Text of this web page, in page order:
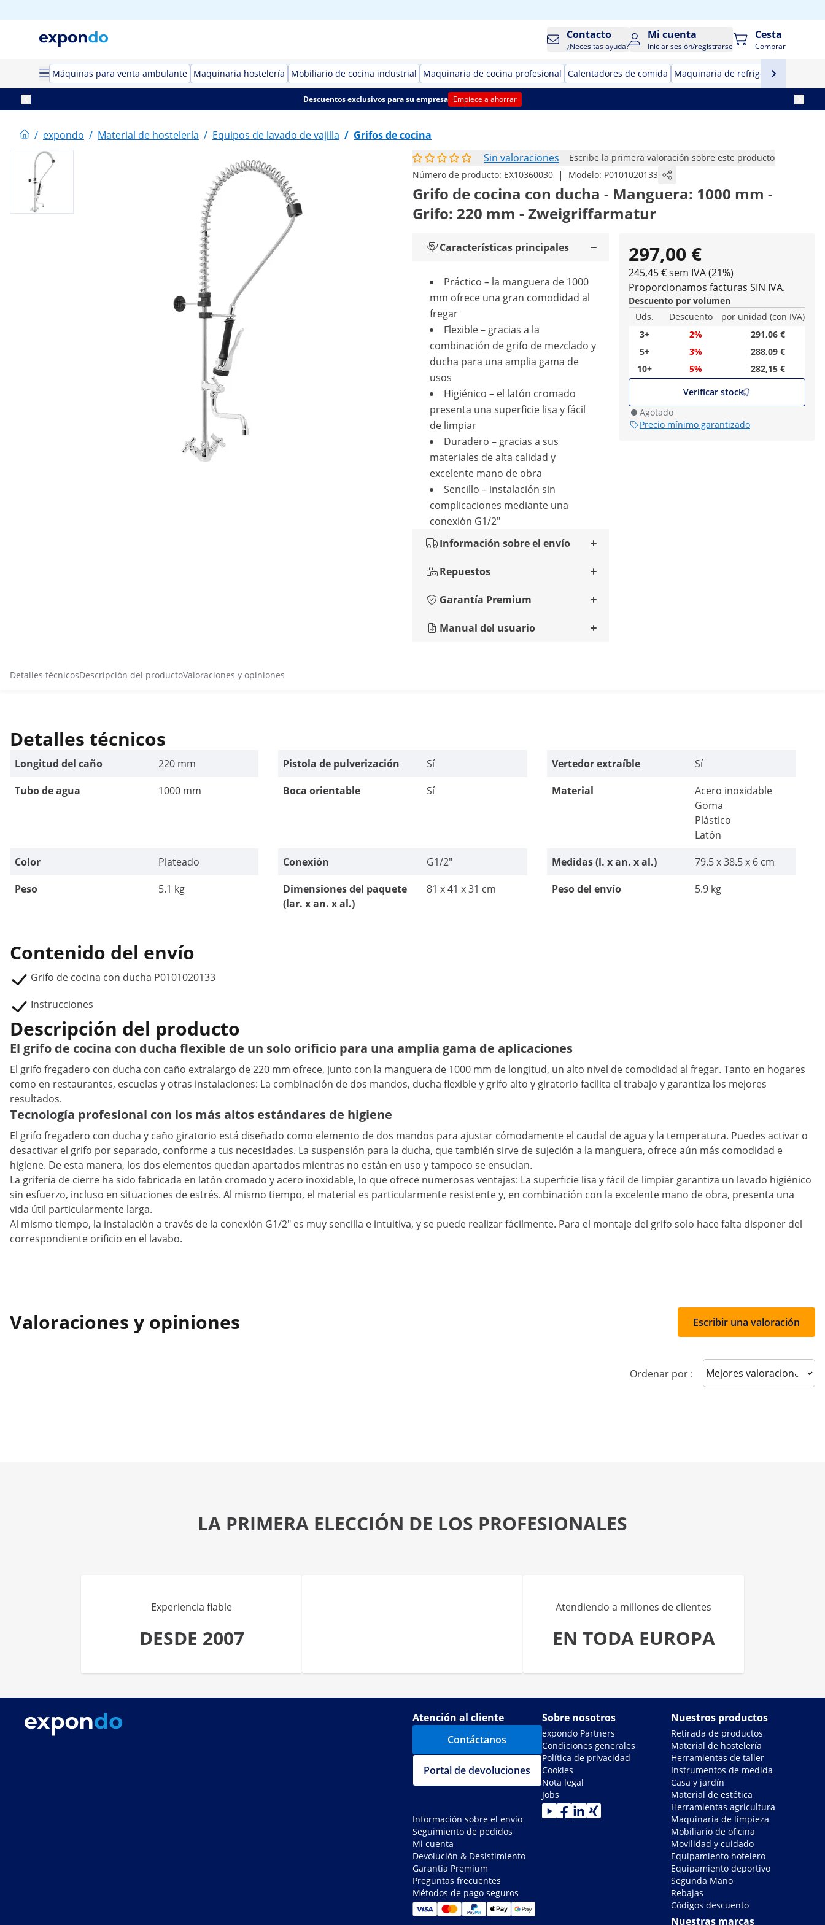
Contacto
¿Necesitas ayuda?
Mi cuenta
Iniciar sesión/registrarse
Cesta
Comprar
Máquinas para venta ambulante Maquinaria hostelería Mobiliario de cocina industrial Maquinaria de cocina profesional Calentadores de comida Maquinaria de refrigeración para
Descuentos exclusivos para su empresa Empiece a ahorrar
/ expondo / Material de hostelería / Equipos de lavado de vajilla / Grifos de cocina
Sin valoraciones
Escribe la primera valoración sobre este producto
Número de producto: EX10360030 | Modelo: P0101020133
Grifo de cocina con ducha - Manguera: 1000 mm -
Grifo: 220 mm - Zweigriffarmatur
297,00 €
245,45 € sem IVA (21%)
Proporcionamos facturas SIN IVA.
Descuento por volumen
Uds.
Descuento
por unidad (con IVA)
3+
2%
291,06 €
5+
3%
288,09 €
10+
5%
282,15 €
Verificar stock
Agotado
Precio mínimo garantizado
Características principales
Práctico – la manguera de 1000
mm ofrece una gran comodidad al
fregar
Flexible – gracias a la
combinación de grifo de mezclado y
ducha para una amplia gama de
usos
Higiénico – el latón cromado
presenta una superficie lisa y fácil
de limpiar
Duradero – gracias a sus
materiales de alta calidad y
excelente mano de obra
Sencillo – instalación sin
complicaciones mediante una
conexión G1/2"
Información sobre el envío
Repuestos
Garantía Premium
Manual del usuario
Detalles técnicosDescripción del productoValoraciones y opiniones
Detalles técnicos
Longitud del caño 220 mm Pistola de pulverización Sí Vertedor extraíble
Sí
Tubo de agua
1000 mm Boca orientable Sí Material
Acero inoxidable
Goma
Plástico
Latón
Color
Plateado Conexión G1/2" Medidas (l. x an. x al.)
79.5 x 38.5 x 6 cm
Peso
5.1 kg
Dimensiones del paquete
(lar. x an. x al.)
81 x 41 x 31 cm Peso del envío 5.9 kg
Contenido del envío
Grifo de cocina con ducha P0101020133
Instrucciones
Descripción del producto
El grifo de cocina con ducha flexible de un solo orificio para una amplia gama de aplicaciones
El grifo fregadero con ducha con caño extralargo de 220 mm ofrece, junto con la manguera de 1000 mm de longitud, un alto nivel de comodidad al fregar. Tanto en hogares
como en restaurantes, escuelas y otras instalaciones: La combinación de dos mandos, ducha flexible y grifo alto y giratorio facilita el trabajo y garantiza los mejores
resultados.
Tecnología profesional con los más altos estándares de higiene
El grifo fregadero con ducha y caño giratorio está diseñado como elemento de dos mandos para ajustar cómodamente el caudal de agua y la temperatura. Puedes activar o
desactivar el grifo por separado, conforme a tus necesidades. La suspensión para la ducha, que también sirve de sujeción a la manguera, ofrece aún más comodidad e
higiene. De esta manera, los dos elementos quedan apartados mientras no están en uso y tampoco se ensucian.
La grifería de cierre ha sido fabricada en latón cromado y acero inoxidable, lo que ofrece numerosas ventajas: La superficie lisa y fácil de limpiar garantiza un lavado higiénico
sin esfuerzo, incluso en situaciones de estrés. Al mismo tiempo, el material es particularmente resistente y, en combinación con la excelente mano de obra, presenta una
vida útil particularmente larga.
Al mismo tiempo, la instalación a través de la conexión G1/2" es muy sencilla e intuitiva, y se puede realizar fácilmente. Para el montaje del grifo solo hace falta disponer del
correspondiente orificio en el lavabo.
Valoraciones y opiniones Escribir una valoración
Ordenar por : Sort reviews
LA PRIMERA ELECCIÓN DE LOS PROFESIONALES
Experiencia fiable
DESDE 2007
Atendiendo a millones de clientes
EN TODA EUROPA
Atención al cliente
Contáctanos
Portal de devoluciones
Información sobre el envío
Seguimiento de pedidos
Mi cuenta
Devolución & Desistimiento
Garantía Premium
Preguntas frecuentes
Métodos de pago seguros
Sobre nosotros
expondo Partners
Condiciones generales
Política de privacidad
Cookies
Nota legal
Jobs
Nuestros productos
Retirada de productos
Material de hostelería
Herramientas de taller
Instrumentos de medida
Casa y jardín
Material de estética
Herramientas agricultura
Maquinaria de limpieza
Mobiliario de oficina
Movilidad y cuidado
Equipamiento hotelero
Equipamiento deportivo
Segunda Mano
Rebajas
Códigos descuento
Nuestras marcas